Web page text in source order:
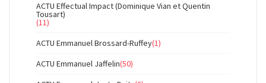
ACTU Effectual Impact (Dominique Vian et Quentin
Tousart)
(11)
ACTU Emmanuel Brossard-Ruffey(1)
ACTU Emmanuel Jaffelin(50)